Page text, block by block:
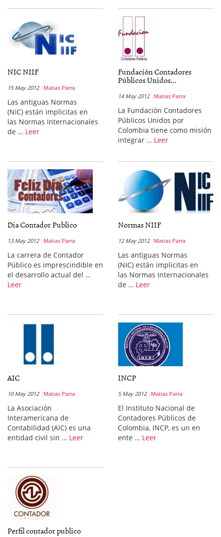
NIC NIIF
15 May 2012 Matias Parra
Las antiguas Normas
(NIC) están implicitas en
las Normas Internacionales
de … Leer
Fundación Contadores
Públicos Unidos...
14 May 2012 Matias Parra
La Fundación Contadores
Públicos Unidos por
Colombia tiene como misión
integrar … Leer
Dia Contador Publico
13 May 2012 Matias Parra
La carrera de Contador
Público es imprescindible en
el desarrollo actual del …
Leer
Normas NIIF
12 May 2012 Matias Parra
Las antiguas Normas
(NIC) están implicitas en
las Normas Internacionales
de … Leer
AIC
10 May 2012 Matias Parra
La Asociación
Interamericana de
Contabilidad (AIC) es una
entidad civil sin … Leer
INCP
5 May 2012 Matias Parra
El Instituto Nacional de
Contadores Públicos de
Colombia, INCP, es un en
ente … Leer
Perfil contador publico